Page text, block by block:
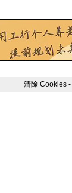
清除 Cookies -